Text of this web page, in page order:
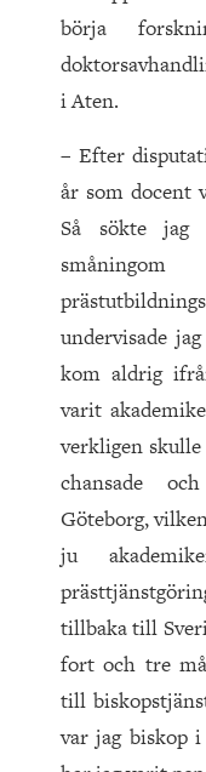
börja
i Aten.
– Efter
år som docent
Så sökte
undervisade
kom aldrig
varit
verkligen
chansade
Göteborg,
ju
tillbaka till
fort och tre
till
var jag biskop